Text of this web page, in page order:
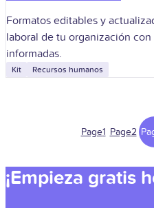
Formatos editables y
laboral de tu organización
informadas.
Kit Recursos humanos
Page1 Page2
¡Empieza gratis